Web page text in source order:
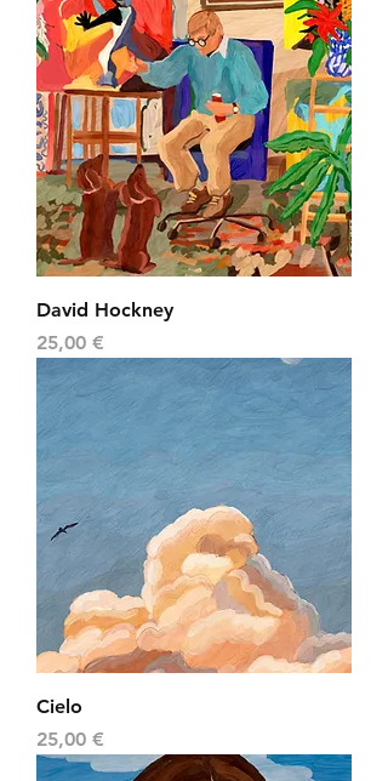
David Hockney
Precio
25,00 €
Cielo
Precio
25,00 €